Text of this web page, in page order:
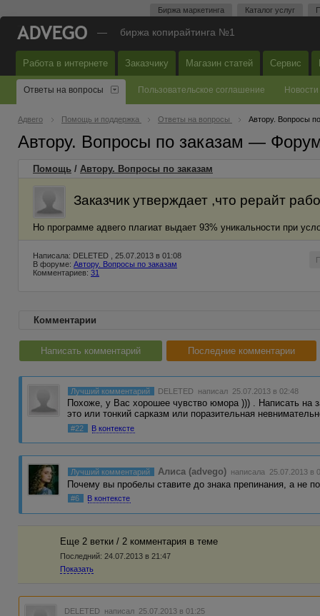
Биржа маркетинга Каталог услуг
— биржа копирайтинга №1
Работа в интернете Заказчику Магазин статей Сервис
Ответы на вопросы Пользовательское соглашение Новости
Адвего Помощь и поддержка Ответы на вопросы Автору. Вопросы
Автору. Вопросы по заказам —
Помощь / Автору. Вопросы по заказам
Заказчик утверждает ,что рерайт
Но программе адвего плагиат выдает 93% уникальности при
Написала: DELETED , 25.07.2013 в 01:08
В форуме: Автору. Вопросы по заказам
Комментариев: 31
Комментарии
Написать комментарий Последние комментарии
Лучший комментарий DELETED написал 25.07.2013 в 02:48
Похоже, у Вас хорошее чувство юмора ))) . Написать на
это или тонкий сарказм или поразительная
#22 В контексте
Лучший комментарий Алиса (advego) написала 25.07.2013 в
Почему вы пробелы ставите до знака препинания, а не
#6 В контексте
Еще 2 ветки / 2 комментария в темe
Последний: 24.07.2013 в 21:47
Показать
DELETED написал 25.07.2013 в 01:25